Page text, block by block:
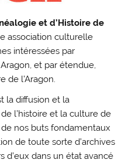
et d’Histoire de
association culturelle
intéressées par
et par étendue,
de l’Aragon.
la diffusion et la
l’histoire et la culture de
de nos buts fondamentaux
de toute sorte d’archives
d’eux dans un état avancé